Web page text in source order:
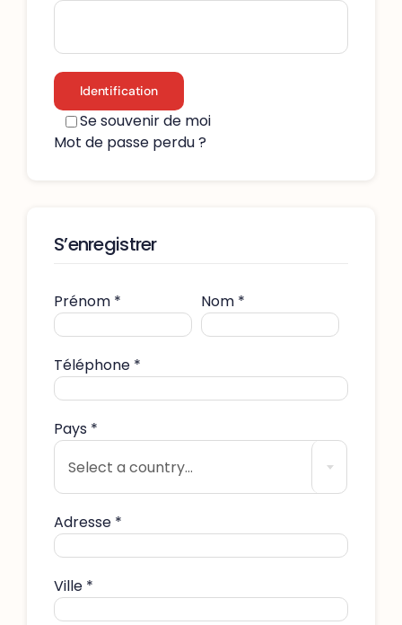
Se souvenir de moi
Identification
Mot de passe perdu ?
S’enregistrer
Prénom * Nom *
Téléphone *
Pays *
Select a country...
Adresse *
Ville *